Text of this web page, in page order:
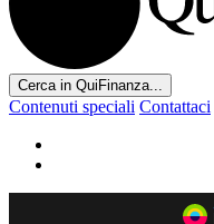
Cerca in QuiFinanza...
Contenuti speciali Contattaci